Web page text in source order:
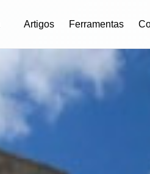
Artigos Ferramentas